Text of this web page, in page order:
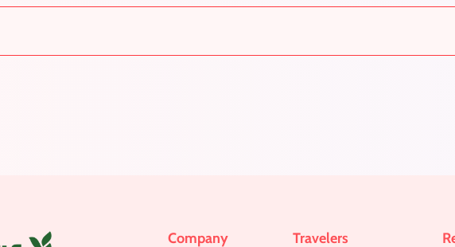
Company Travelers